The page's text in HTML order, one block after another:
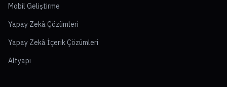
Mobil Geliştirme
Yapay Zekâ Çözümleri
Yapay Zekâ İçerik Çözümleri
Altyapı